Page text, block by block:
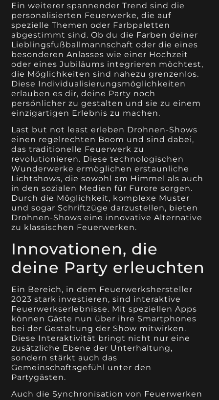
Ein weiterer spannender Trend sind die
personalisierten Feuerwerke, die auf
spezielle Themen oder Farbpaletten
abgestimmt sind. Ob du die Farben deiner
Lieblingsfußballmannschaft oder die eines
besonderen Anlasses wie einer Hochzeit
oder eines Jubiläums integrieren möchtest,
die Möglichkeiten sind nahezu grenzenlos.
Diese Individualisierungsmöglichkeiten
erlauben es dir, deine Party noch
persönlicher zu gestalten und sie zu einem
einzigartigen Erlebnis zu machen.
Last but not least erleben Drohnen-Shows
einen regelrechten Boom und sind dabei,
das traditionelle Feuerwerk zu
revolutionieren. Diese technologischen
Wunderwerke ermöglichen erstaunliche
Lichtshows, die sowohl am Himmel als auch
in den sozialen Medien für Furore sorgen.
Durch die Möglichkeit, komplexe Muster
und sogar Schriftzüge darzustellen, bieten
Drohnen-Shows eine innovative Alternative
zu klassischen Feuerwerken.
Innovationen, die
deine Party erleuchten
Ein Bereich, in dem Feuerwerkshersteller
2023 stark investieren, sind interaktive
Feuerwerkserlebnisse. Mit speziellen Apps
können Gäste nun über ihre Smartphones
bei der Gestaltung der Show mitwirken.
Diese Interaktivität bringt nicht nur eine
zusätzliche Ebene der Unterhaltung,
sondern stärkt auch das
Gemeinschaftsgefühl unter den
Partygästen.
Auch die Synchronisation von Feuerwerken